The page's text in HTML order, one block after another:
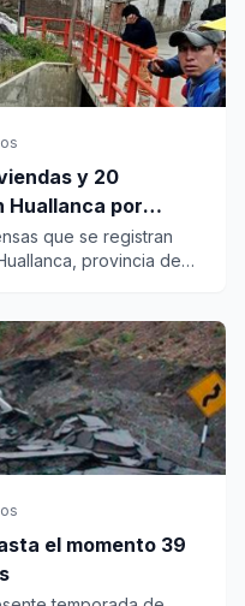
y 20
Huallanca por
que se registran
provincia de
el momento 39